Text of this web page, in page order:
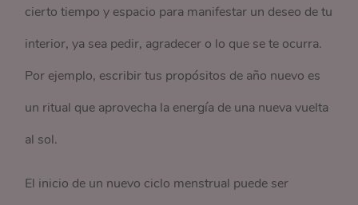
cierto tiempo y espacio para manifestar un deseo de tu
interior, ya sea pedir, agradecer o lo que se te ocurra.
Por ejemplo, escribir tus propósitos de año nuevo es
un ritual que aprovecha la energía de una nueva vuelta
al sol.
El inicio de un nuevo ciclo menstrual puede ser